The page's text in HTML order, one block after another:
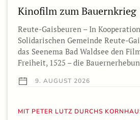
Kinofilm zum Bauernkrieg
Reute-Gaisbeuren – In
Solidarischen Gemeinde Reute-
das Seenema Bad Waldsee den
Freiheit, 1525 – die
9. AUGUST 2026
MIT PETER LUTZ DURCHS